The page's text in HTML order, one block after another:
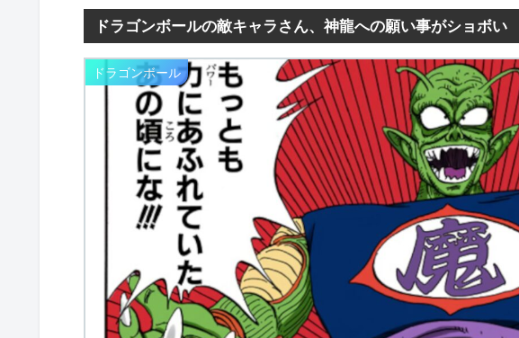
ドラゴンボールの敵キャラさん、神龍への願い事がショボい
ドラゴンボール